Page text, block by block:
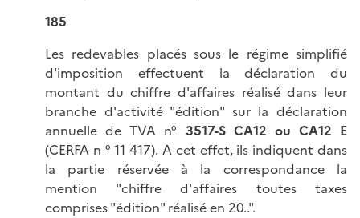
185
Les redevables placés sous le régime simplifié
d'imposition effectuent la déclaration du
montant du chiffre d'affaires réalisé dans leur
branche d'activité "édition" sur la déclaration
annuelle de TVA n° 3517-S CA12 ou CA12 E
(CERFA n ° 11 417). A cet effet, ils indiquent dans
la partie réservée à la correspondance la
mention "chiffre d'affaires toutes taxes
comprises "édition" réalisé en 20..".